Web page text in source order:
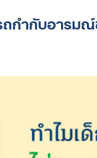
กำกับอารม